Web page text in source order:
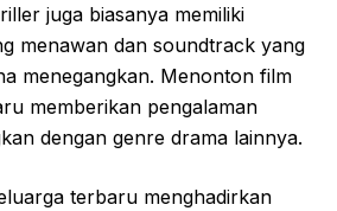
juga biasanya memiliki
menawan dan soundtrack yang
menegangkan. Menonton film
memberikan pengalaman
dengan genre drama lainnya.
terbaru menghadirkan